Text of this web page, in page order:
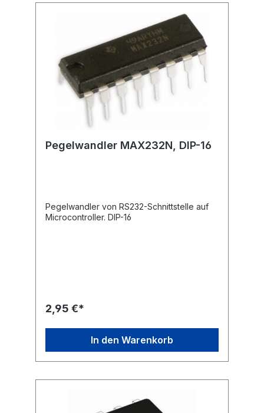
Pegelwandler MAX232N, DIP-16
Pegelwandler von RS232-Schnittstelle auf
Microcontroller. DIP-16
2,95 €*
In den Warenkorb